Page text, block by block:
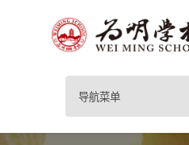
导航菜单